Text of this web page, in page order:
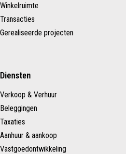
Winkelruimte
Transacties
Gerealiseerde projecten
Diensten
Verkoop & Verhuur
Beleggingen
Taxaties
Aanhuur & aankoop
Vastgoedontwikkeling